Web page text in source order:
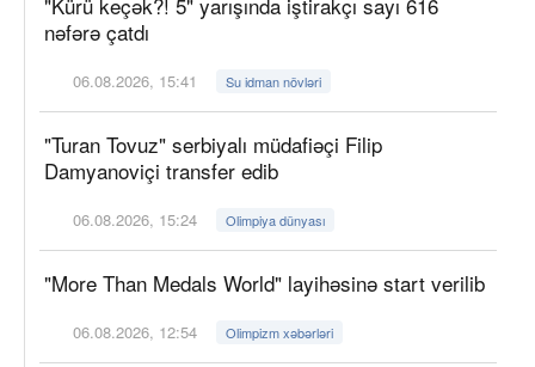
nəfərə çatdı
06.08.2026, 15:41 Su idman növləri
"Turan Tovuz" serbiyalı müdafiəçi Filip
Damyanoviçi transfer edib
06.08.2026, 15:24 Olimpiya dünyası
"More Than Medals World" layihəsinə start verilib
06.08.2026, 12:54 Olimpizm xəbərləri